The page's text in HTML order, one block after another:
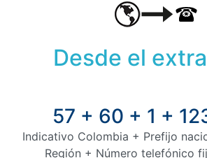
Desde el
57 + 60 + 1 +
Indicativo Colombia + Prefijo
Región + Número telefónico